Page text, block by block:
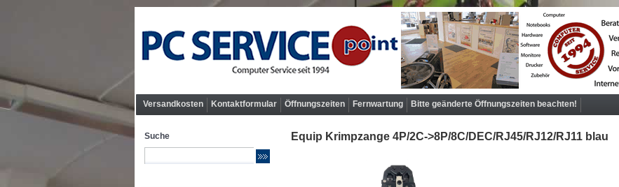
Versandkosten Kontaktformular Öffnungszeiten Fernwartung Bitte geänderte Öffnungszeiten beachten!
Suche Equip Krimpzange 4P/­2C->8P/­8C/­DEC/­RJ45/­RJ12/­RJ11 blau